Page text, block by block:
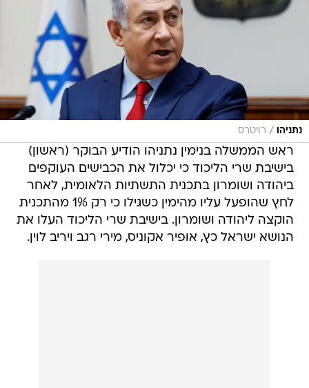
נתניהו / רויטרס
ראש הממשלה בנימין נתניהו הודיע הבוקר (ראשון)
בישיבת שרי הליכוד כי יכלול את הכבישים העוקפים
ביהודה ושומרון בתכנית התשתיות הלאומית, לאחר
לחץ שהופעל עליו מהימין כשגילו כי רק 1% מהתכנית
הוקצה ליהודה ושומרון. בישיבת שרי הליכוד העלו את
הנושא ישראל כץ, אופיר אקוניס, מירי רגב ויריב לוין.